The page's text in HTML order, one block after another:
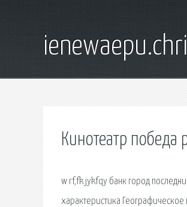
Кинотеатр победа
w rf,fk jykfqy банк город
характеристика